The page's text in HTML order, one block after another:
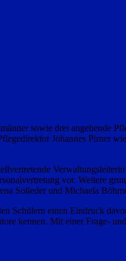
sowie drei angehende
Johannes Pirner
vor. Weitere
Solleder und Michaela
Schülern einen Eindruck
kennen. Mit einer Frage-